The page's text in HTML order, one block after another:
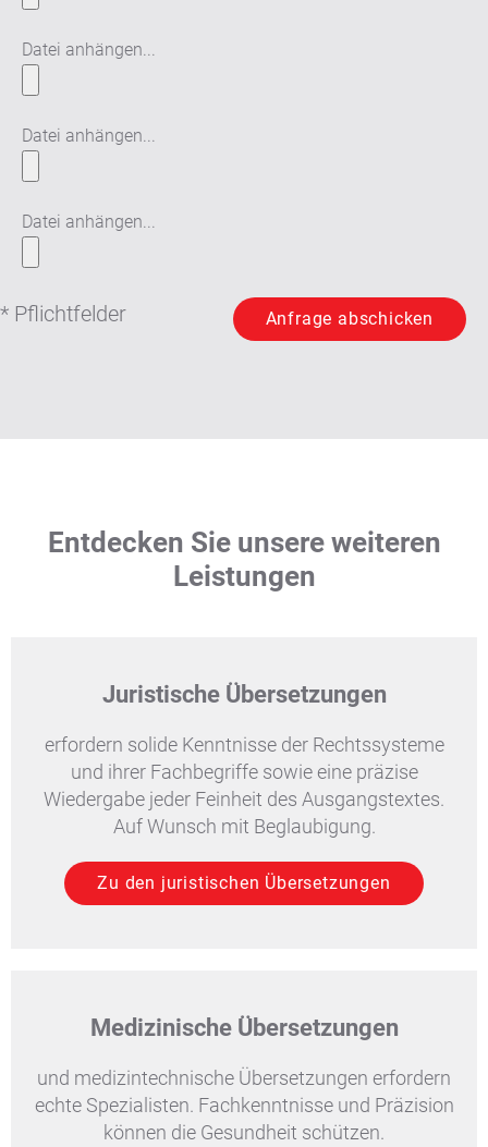
Datei anhängen...
Datei anhängen...
Datei anhängen...
* Pflichtfelder
Entdecken Sie unsere weiteren
Leistungen
Juristische Übersetzungen
erfordern solide Kenntnisse der Rechtssysteme
und ihrer Fachbegriffe sowie eine präzise
Wiedergabe jeder Feinheit des Ausgangstextes.
Auf Wunsch mit Beglaubigung.
Zu den juristischen Übersetzungen
Medizinische Übersetzungen
und medizintechnische Übersetzungen erfordern
echte Spezialisten. Fachkenntnisse und Präzision
können die Gesundheit schützen.